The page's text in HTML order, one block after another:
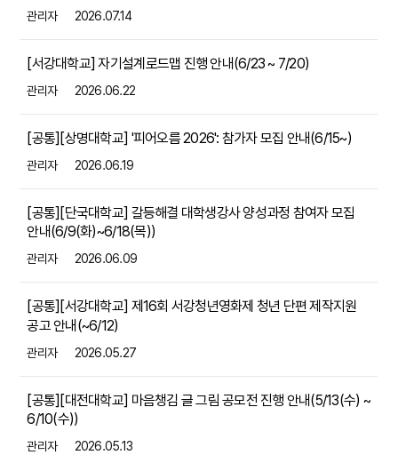
관리자 2026.07.14
[서강대학교] 자기설계로드맵 진행 안내(6/23 ~ 7/20)
관리자 2026.06.22
[공통][상명대학교] '피어오름 2026': 참가자 모집 안내(6/15~)
관리자 2026.06.19
[공통][단국대학교] 갈등해결 대학생강사 양성과정 참여자 모집
안내(6/9(화)~6/18(목))
관리자 2026.06.09
[공통][서강대학교] 제16회 서강청년영화제 청년 단편 제작지원
공고 안내(~6/12)
관리자 2026.05.27
[공통][대전대학교] 마음챙김 글 그림 공모전 진행 안내(5/13(수) ~
6/10(수))
관리자 2026.05.13